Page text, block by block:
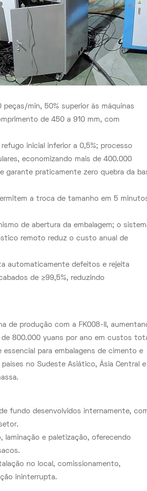
peças/min, 50% superior às máquinas
de 450 a 910 mm, com
inicial inferior a 0,5%; processo
economizando mais de 400.000
garante praticamente zero quebra da
a troca de tamanho em 5
de abertura da embalagem; o
remoto reduz o custo anual de
automaticamente defeitos e rejeita
de ≥99,5%, reduzindo
de produção com a FK008-II,
800.000 yuans por ano em custos
para embalagens de cimento e
no Sudeste Asiático, Ásia Central e
fundo desenvolvidos internamente,
laminação e paletização, oferecendo
no local, comissionamento,
ininterrupta.